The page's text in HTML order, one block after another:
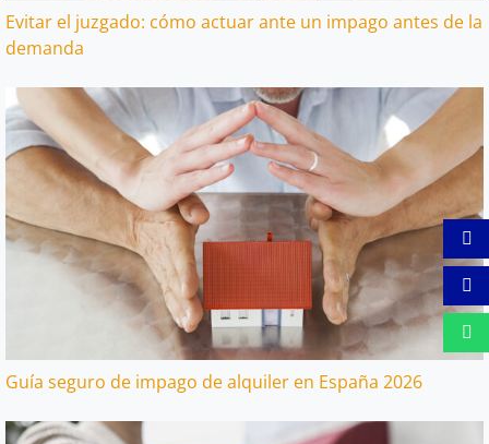
Evitar el juzgado: cómo actuar ante un impago antes de la
demanda
Guía seguro de impago de alquiler en España 2026